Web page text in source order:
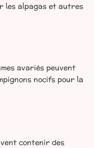
les alpagas et autres
avariés peuvent
nocifs pour la
contenir des